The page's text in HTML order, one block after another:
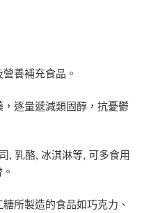
養補充食品。
逐量遞減類固醇，抗憂鬱
, 乳酪, 冰淇淋等, 可多食用
所製造的食品如巧克力、